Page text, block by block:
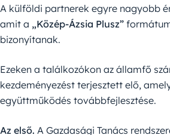
A külföldi partnerek egyre nagyobb
amit a „Közép-Ázsia Plusz”
bizonyítanak.
Ezeken a találkozókon az államfő
kezdeményezést terjesztett elő,
együttműködés továbbfejlesztése.
Az első. A Gazdasági Tanács